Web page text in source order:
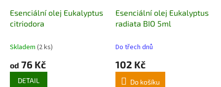
Esenciální olej Eukalyptus
citriodora
Skladem (2 ks)
od 76 Kč
DETAIL
Esenciální olej Eukalyptus
radiata BIO 5ml
Do třech dnů
102 Kč
Do košíku